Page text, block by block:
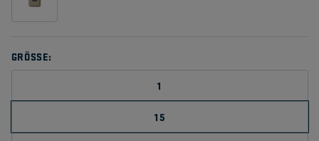
GRÖSSE:
1
15